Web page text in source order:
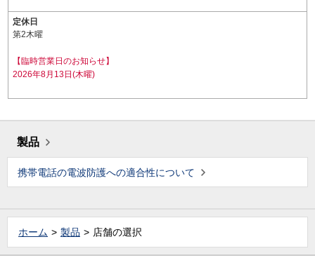
定休日
第2木曜
【臨時営業日のお知らせ】
2026年8月13日(木曜)
製品
携帯電話の電波防護への適合性について
ホーム 製品 店舗の選択